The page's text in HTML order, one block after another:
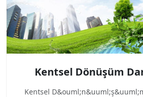
Kentsel Dönüşüm
Kentsel